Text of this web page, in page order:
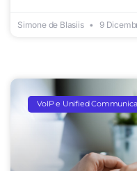
Simone de Blasiis 9
VoIP e Unified